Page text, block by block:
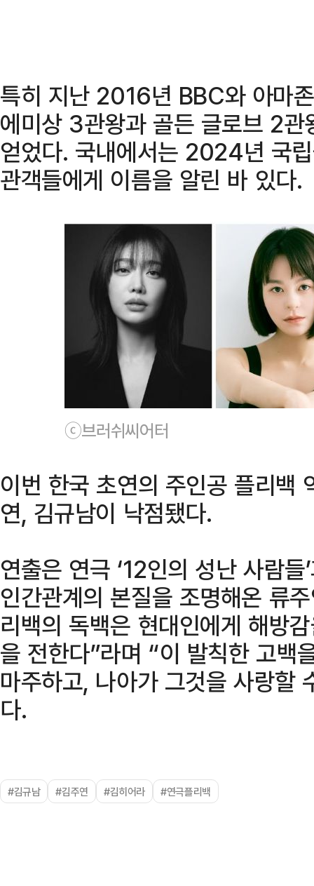
특히 지난 2016년 BBC와 아마
에미상 3관왕과 골든 글로브 2
얻었다. 국내에서는 2024년 국
관객들에게 이름을 알린 바 있다.
ⓒ브러쉬씨어터
이번 한국 초연의 주인공 플리백
연, 김규남이 낙점됐다.
연출은 연극 ‘12인의 성난 사람
인간관계의 본질을 조명해온 류
리백의 독백은 현대인에게 해방
을 전한다”라며 “이 발칙한 고백
마주하고, 나아가 그것을 사랑할
다.
#김규남 #김주연 #김히어라 #연극플리백